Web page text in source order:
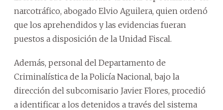
narcotráfico, abogado Elvio Aguilera, quien ordenó
que los aprehendidos y las evidencias fueran
puestos a disposición de la Unidad Fiscal.
Además, personal del Departamento de
Criminalística de la Policía Nacional, bajo la
dirección del subcomisario Javier Flores, procedió
a identificar a los detenidos a través del sistema